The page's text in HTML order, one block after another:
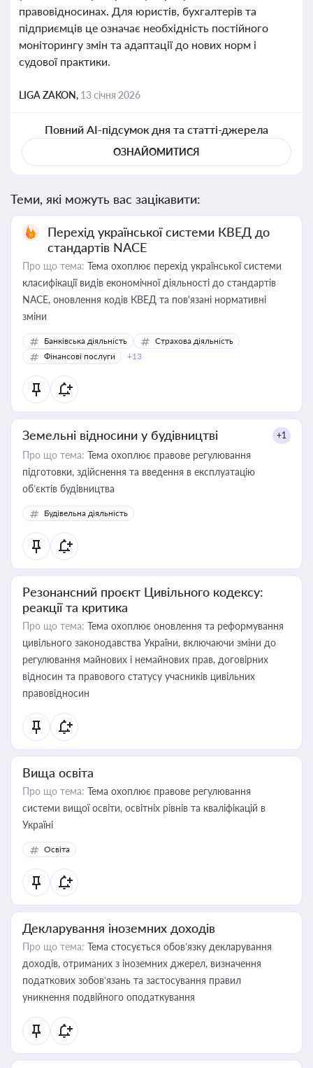
правовідносинах. Для юристів, бухгалтерів та
підприємців це означає необхідність постійного
моніторингу змін та адаптації до нових норм і
судової практики.
LIGA ZAKON, 13 січня 2026
Повний AI-підсумок дня та статті-джерела
ОЗНАЙОМИТИСЯ
Теми, які можуть вас зацікавити:
Перехід української системи КВЕД до
стандартів NACE
Про що тема: Тема охоплює перехід української системи
класифікації видів економічної діяльності до стандартів
NACE, оновлення кодів КВЕД та пов'язані нормативні
зміни
Банківська діяльність
Страхова діяльність
Фінансові послуги
+13
Земельні відносини у будівництві +1
Про що тема: Тема охоплює правове регулювання
підготовки, здійснення та введення в експлуатацію
об’єктів будівництва
Будівельна діяльність
Резонансний проєкт Цивільного кодексу:
реакції та критика
Про що тема: Тема охоплює оновлення та реформування
цивільного законодавства України, включаючи зміни до
регулювання майнових і немайнових прав, договірних
відносин та правового статусу учасників цивільних
правовідносин
Вища освіта
Про що тема: Тема охоплює правове регулювання
системи вищої освіти, освітніх рівнів та кваліфікацій в
Україні
Освіта
Декларування іноземних доходів
Про що тема: Тема стосується обов’язку декларування
доходів, отриманих з іноземних джерел, визначення
податкових зобов’язань та застосування правил
уникнення подвійного оподаткування